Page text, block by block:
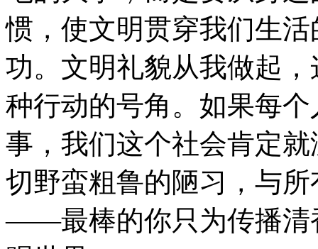
惯，使文明贯穿我们生
功。文明礼貌从我做起
种行动的号角。如果每
事，我们这个社会肯定
切野蛮粗鲁的陋习，与
——最棒的你只为传播清